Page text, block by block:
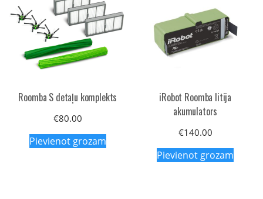
Roomba S detaļu komplekts
€80.00
Pievienot grozam
iRobot Roomba litija
akumulators
€140.00
Pievienot grozam